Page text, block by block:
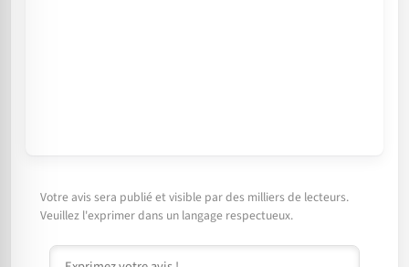
Votre avis sera publié et visible par des milliers de lecteurs.
Veuillez l'exprimer dans un langage respectueux.
Commentaire